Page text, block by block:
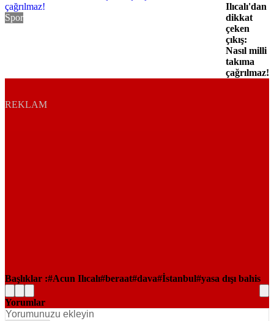
Spor
Ilıcalı'dan
dikkat
çeken
çıkış:
Nasıl milli
takıma
çağrılmaz!
REKLAM
Başlıklar : Acun Ilıcalı beraat dava İstanbul yasa dışı bahis
Yorumlar